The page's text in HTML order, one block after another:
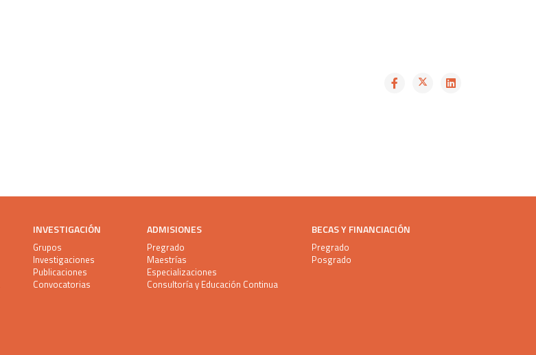
INVESTIGACIÓN
Grupos
Investigaciones
Publicaciones
Convocatorias
ADMISIONES
Pregrado
Maestrías
Especializaciones
Consultoría y Educación Continua
BECAS Y FINANCIACIÓN
Pregrado
Posgrado